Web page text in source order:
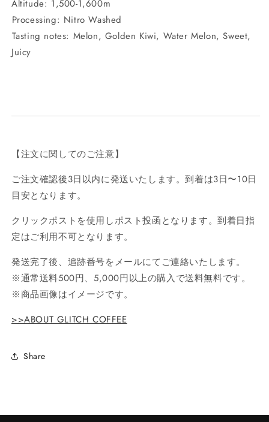
Altitude: 1,500-1,600m
⁡Processing: Nitro Washed
⁡Tasting notes: Melon, Golden Kiwi, Water Melon, Sweet,
Juicy
【注文に関してのご注意】
ご注文確認後3日以内に発送いたします。到着は3日〜10日
目安となります。
クリックポストを使用しポスト投函となります。到着日指
定はご利用不可となります。
発送完了後、追跡番号をメールにてご連絡いたします。
※通常送料500円、5,000円以上の購入で送料無料です。
※商品画像はイメージです。
>>ABOUT GLITCH COFFEE
Share